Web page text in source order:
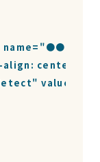
align:
value="判